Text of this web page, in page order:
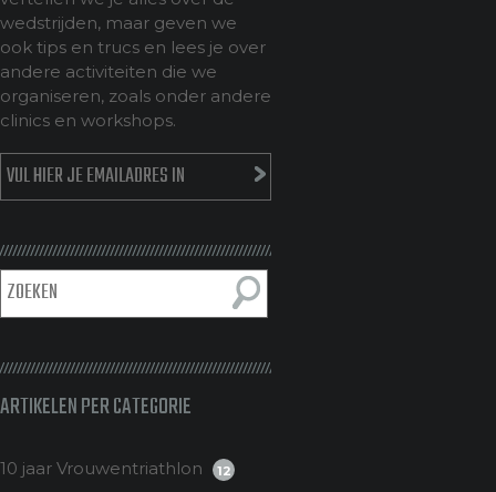
wedstrijden, maar geven we
ook tips en trucs en lees je over
andere activiteiten die we
organiseren, zoals onder andere
clinics en workshops.
ARTIKELEN PER CATEGORIE
10 jaar Vrouwentriathlon 12